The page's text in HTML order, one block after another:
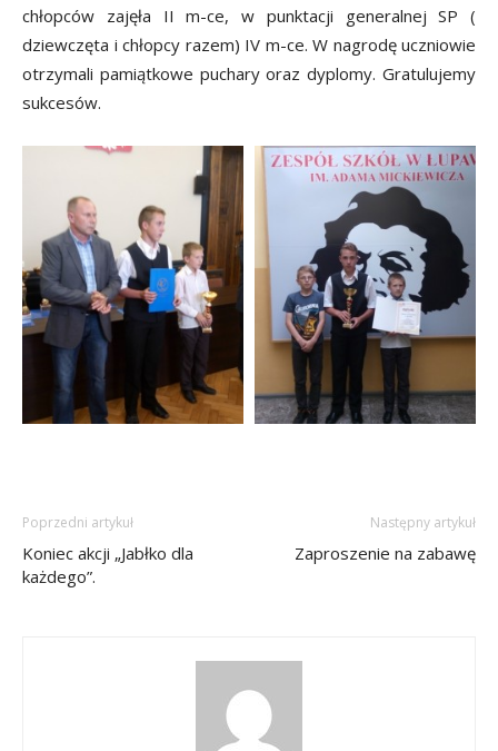
chłopców zajęła II m-ce, w punktacji generalnej SP (
dziewczęta i chłopcy razem) IV m-ce. W nagrodę uczniowie
otrzymali pamiątkowe puchary oraz dyplomy. Gratulujemy
sukcesów.
Poprzedni artykuł
Koniec akcji „Jabłko dla
każdego”.
Następny artykuł
Zaproszenie na zabawę